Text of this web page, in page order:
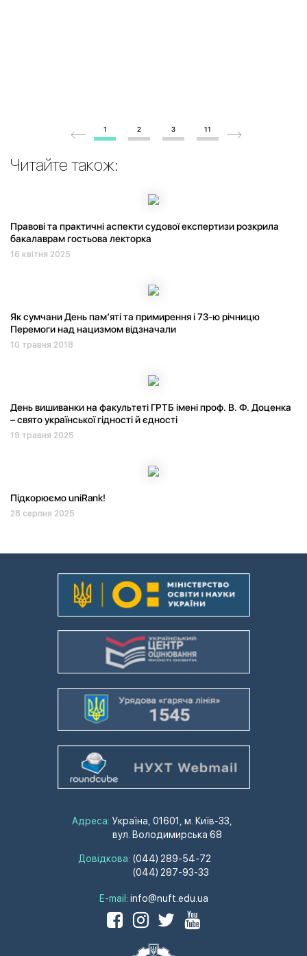
1 2 3 11
Читайте також:
Правові та практичні аспекти судової експертизи розкрила
бакалаврам гостьова лекторка
16 квітня 2025
Як сумчани День пам’яті та примирення і 73-ю річницю
Перемоги над нацизмом відзначали
10 травня 2018
День вишиванки на факультеті ГРТБ імені проф. В. Ф. Доценка
– свято української гідності й єдності
19 травня 2025
Підкорюємо uniRank!
28 серпня 2025
Адреса: Україна, 01601, м. Київ-33,
вул. Володимирська 68
Довідкова: (044) 289-54-72
(044) 287-93-33
E-mail: info@nuft.edu.ua